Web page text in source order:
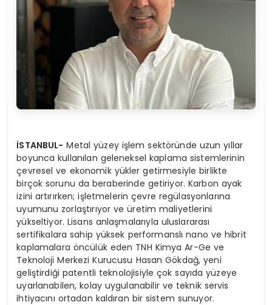
İSTANBUL- Metal yüzey işlem sektöründe uzun yıllar
boyunca kullanılan geleneksel kaplama sistemlerinin
çevresel ve ekonomik yükler getirmesiyle birlikte
birçok sorunu da beraberinde getiriyor. Karbon ayak
izini artırırken; işletmelerin çevre regülasyonlarına
uyumunu zorlaştırıyor ve üretim maliyetlerini
yükseltiyor. Lisans anlaşmalarıyla uluslararası
sertifikalara sahip yüksek performanslı nano ve hibrit
kaplamalara öncülük eden TNH Kimya Ar-Ge ve
Teknoloji Merkezi Kurucusu Hasan Gökdağ, yeni
geliştirdiği patentli teknolojisiyle çok sayıda yüzeye
uyarlanabilen, kolay uygulanabilir ve teknik servis
ihtiyacını ortadan kaldıran bir sistem sunuyor.